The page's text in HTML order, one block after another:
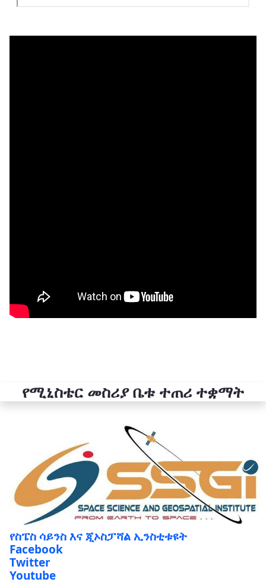
የሚኒስቴር መስሪያ ቤቱ ተጠሪ ተቋማት
የስፔስ ሳይንስ እና ጂኦስፓሻል ኢንስቲቱዩት
Facebook
Twitter
Youtube